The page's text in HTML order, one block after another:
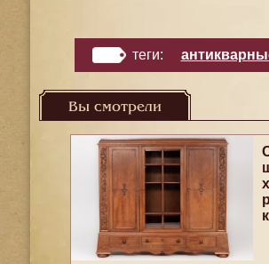
теги:
Вы смотрели